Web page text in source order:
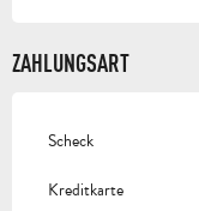
ZAHLUNGSART
Scheck
Kreditkarte